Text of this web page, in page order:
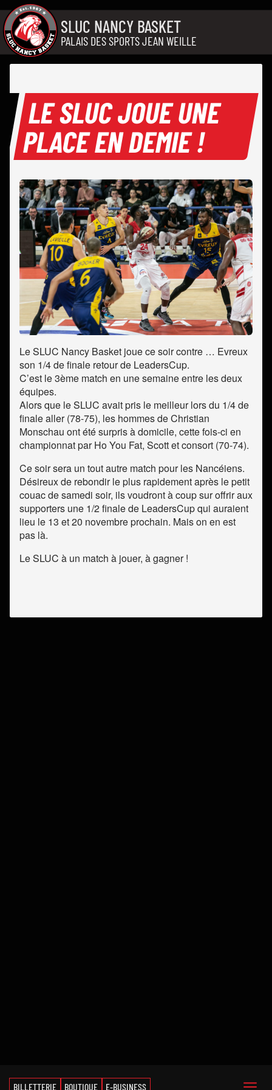
Aller au contenu
SLUC NANCY BASKET
PALAIS DES SPORTS JEAN WEILLE
BILLETTERIE BOUTIQUE E-BUSINESS
LE SLUC JOUE UNE
PLACE EN DEMIE !
Le SLUC Nancy Basket joue ce soir contre … Evreux
son 1/4 de finale retour de LeadersCup.
C’est le 3ème match en une semaine entre les deux
équipes.
Alors que le SLUC avait pris le meilleur lors du 1/4 de
finale aller (78-75), les hommes de Christian
Monschau ont été surpris à domicile, cette fois-ci en
championnat par Ho You Fat, Scott et consort (70-74).
Ce soir sera un tout autre match pour les Nancéiens.
Désireux de rebondir le plus rapidement après le petit
couac de samedi soir, ils voudront à coup sur offrir aux
supporters une 1/2 finale de LeadersCup qui auraient
lieu le 13 et 20 novembre prochain. Mais on en est
pas là.
Le SLUC à un match à jouer, à gagner !